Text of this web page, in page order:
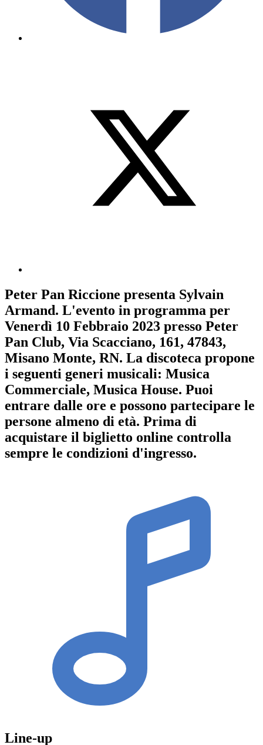
Peter Pan Riccione presenta Sylvain
Armand. L'evento in programma per
Venerdì 10 Febbraio 2023 presso Peter
Pan Club, Via Scacciano, 161, 47843,
Misano Monte, RN. La discoteca propone
i seguenti generi musicali: Musica
Commerciale, Musica House. Puoi
entrare dalle ore e possono partecipare le
persone almeno di età. Prima di
acquistare il biglietto online controlla
sempre le condizioni d'ingresso.
Line-up